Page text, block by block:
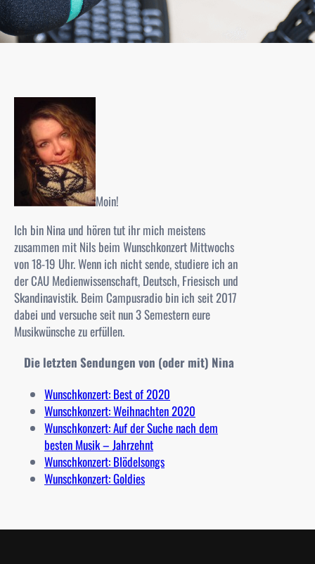
Moin!
Ich bin Nina und hören tut ihr mich meistens
zusammen mit Nils beim Wunschkonzert Mittwochs
von 18-19 Uhr. Wenn ich nicht sende, studiere ich an
der CAU Medienwissenschaft, Deutsch, Friesisch und
Skandinavistik. Beim Campusradio bin ich seit 2017
dabei und versuche seit nun 3 Semestern eure
Musikwünsche zu erfüllen.
Die letzten Sendungen von (oder mit) Nina
Wunschkonzert: Best of 2020
Wunschkonzert: Weihnachten 2020
Wunschkonzert: Auf der Suche nach dem
besten Musik – Jahrzehnt
Wunschkonzert: Blödelsongs
Wunschkonzert: Goldies